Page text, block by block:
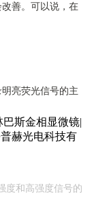
善。可以说，在
亮荧光信号的主
度和高强度信号的